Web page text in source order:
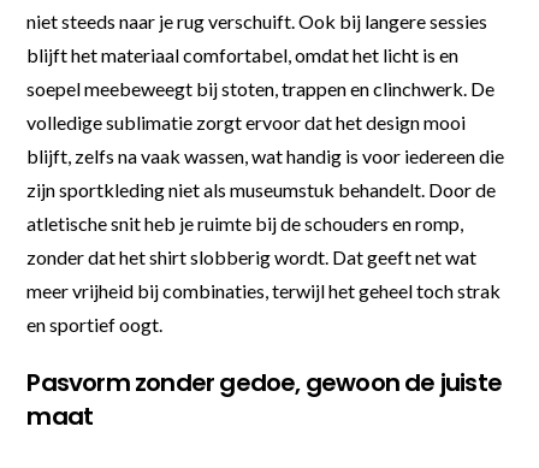
niet steeds naar je rug verschuift. Ook bij langere sessies
blijft het materiaal comfortabel, omdat het licht is en
soepel meebeweegt bij stoten, trappen en clinchwerk. De
volledige sublimatie zorgt ervoor dat het design mooi
blijft, zelfs na vaak wassen, wat handig is voor iedereen die
zijn sportkleding niet als museumstuk behandelt. Door de
atletische snit heb je ruimte bij de schouders en romp,
zonder dat het shirt slobberig wordt. Dat geeft net wat
meer vrijheid bij combinaties, terwijl het geheel toch strak
en sportief oogt.
Pasvorm zonder gedoe, gewoon de juiste
maat